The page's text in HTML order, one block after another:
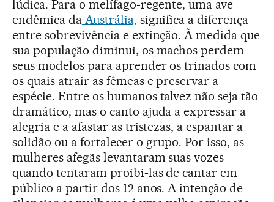
lúdica. Para o melífago-regente, uma ave
endêmica daAustrália, significa a diferença
entre sobrevivência e extinção. À medida que
sua população diminui, os machos perdem
seus modelos para aprender os trinados com
os quais atrair as fêmeas e preservar a
espécie. Entre os humanos talvez não seja tão
dramático, mas o canto ajuda a expressar a
alegria e a afastar as tristezas, a espantar a
solidão ou a fortalecer o grupo. Por isso, as
mulheres afegãs levantaram suas vozes
quando tentaram proibi-las de cantar em
público a partir dos 12 anos. A intenção de